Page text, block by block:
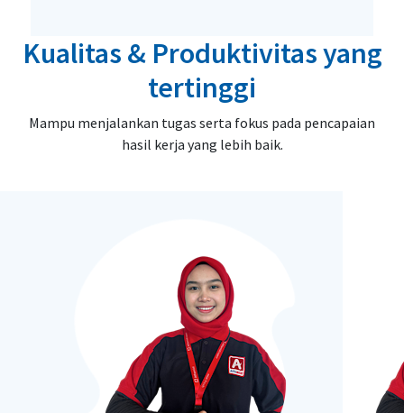
Kualitas & Produktivitas yang
tertinggi
Mampu menjalankan tugas serta fokus pada pencapaian
hasil kerja yang lebih baik.